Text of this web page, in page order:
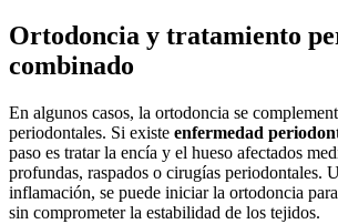
Ortodoncia y tratamiento
combinado
En algunos casos, la ortodoncia se
periodontales. Si existe enfermedad
paso es tratar la encía y el hueso afectados
profundas, raspados o cirugías periodontales.
inflamación, se puede iniciar la ortodoncia
sin comprometer la estabilidad de los tejidos.